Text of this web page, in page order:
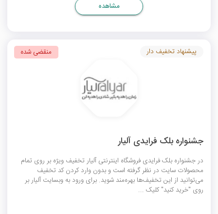
مشاهده
جشنواره بلک فرایدی آلیار
در جشنواره بلک فرایدی فروشگاه اینترنتی آلیار تخفیف ویژه بر روی تمام
محصولات سایت در نظر گرفته است و بدون وارد کردن کد تخفیف
می‌توانید از این تخفیف‌ها بهره‌مند شوید. برای ورود به وبسایت آلیار بر
روی "خرید کنید" کلیک ...
پیشنهاد تخفیف دار منقضی شده